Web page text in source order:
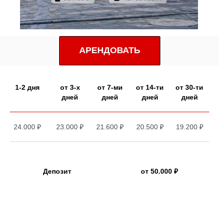
АРЕНДОВАТЬ
1-2 дня
от 3-х
дней
от 7-ми
дней
от 14-ти
дней
от 30-ти
дней
24.000 ₽ 23.000 ₽ 21.600 ₽ 20.500 ₽ 19.200 ₽
Депозит от 50.000 ₽